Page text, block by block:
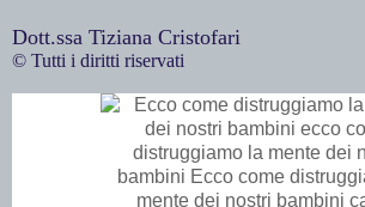
Dott.ssa Tiziana Cristofari
© Tutti i diritti riservati